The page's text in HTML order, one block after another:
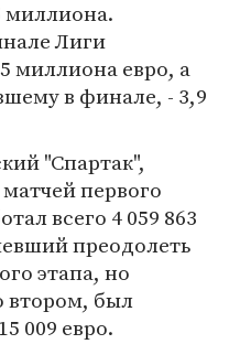
миллиона.
Лиги
миллиона евро, а
в финале, - 3,9
"Спартак",
первого
всего 4 059 863
преодолеть
этапа, но
втором, был
009 евро.